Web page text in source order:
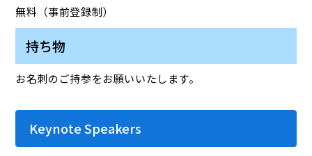
無料（事前登録制）
持ち物
お名刺のご持参をお願いいたします。
Keynote Speakers